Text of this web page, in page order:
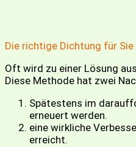
Die richtige Dichtung für Sie
Oft wird zu einer Lösung
Diese Methode hat zwei
Spätestens im
erneuert werden.
eine wirkliche
erreicht.